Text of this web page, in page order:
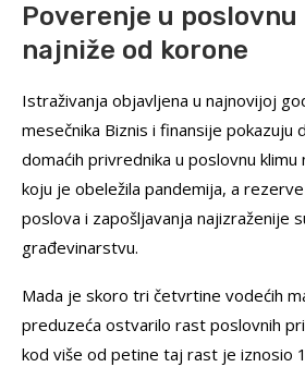
Poverenje u poslovnu
najniže od korone
Istraživanja objavljena u najnovijoj
mesečnika Biznis i finansije pokazuju
domaćih privrednika u poslovnu klimu
koju je obeležila pandemija, a
poslova i zapošljavanja najizraženije
građevinarstvu.
Mada je skoro tri četvrtine vodećih
preduzeća ostvarilo rast poslovnih
kod više od petine taj rast je iznosio